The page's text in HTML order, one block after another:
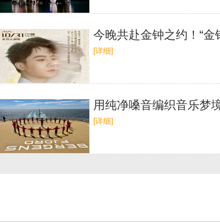
今晚共赴金钟之约！“
[详细]
用纯净嗓音编织音乐梦
[详细]